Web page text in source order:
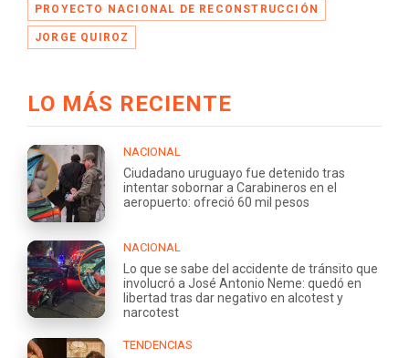
PROYECTO NACIONAL DE RECONSTRUCCIÓN
JORGE QUIROZ
LO MÁS RECIENTE
NACIONAL
Ciudadano uruguayo fue detenido tras
intentar sobornar a Carabineros en el
aeropuerto: ofreció 60 mil pesos
NACIONAL
Lo que se sabe del accidente de tránsito que
involucró a José Antonio Neme: quedó en
libertad tras dar negativo en alcotest y
narcotest
TENDENCIAS